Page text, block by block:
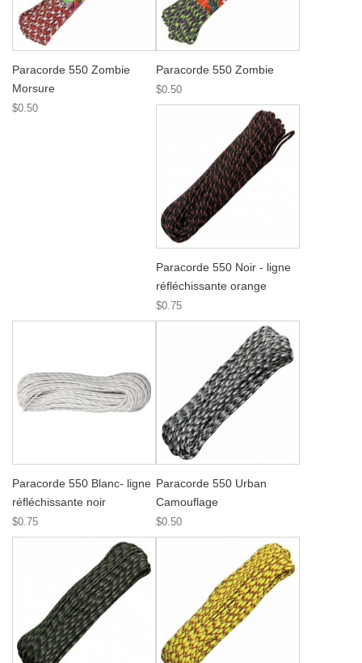
Paracorde 550 Zombie
Morsure
$0.50
Paracorde 550 Zombie
$0.50
Paracorde 550 Noir - ligne
réfléchissante orange
$0.75
Paracorde 550 Blanc- ligne
réfléchissante noir
$0.75
Paracorde 550 Urban
Camouflage
$0.50